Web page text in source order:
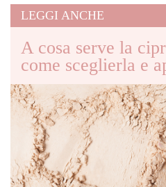
LEGGI ANCHE
A cosa serve la
come sceglierla e